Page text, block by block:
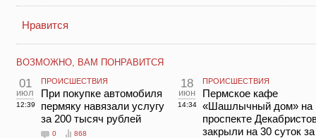
Нравится
ВОЗМОЖНО, ВАМ ПОНРАВИТСЯ
01
июл
12:39
ПРОИСШЕСТВИЯ
При покупке автомобиля
пермяку навязали услугу
за 200 тысяч рублей
0 868
18
июн
14:34
ПРОИСШЕСТВИЯ
Пермское кафе
«Шашлычный дом» на
проспекте
закрыли на 30 суток за